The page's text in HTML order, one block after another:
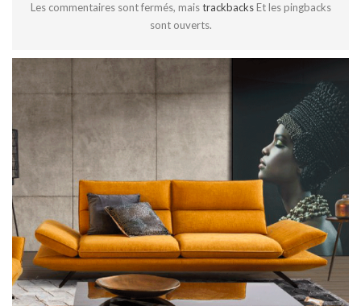
Les commentaires sont fermés, maistrackbacks Et les pingbacks
sont ouverts.